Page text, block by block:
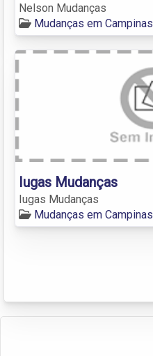
Nelson Mudanças
Mudanças em Campinas
Iugas Mudanças
Iugas Mudanças
Mudanças em Campinas